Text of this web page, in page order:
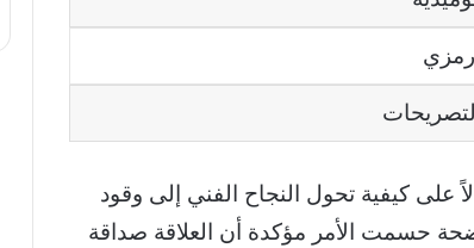
رمزي
على كيفية تحول النجاح الفني إلى وقود
حسمت الأمر مؤكدة أن العلاقة صداقة